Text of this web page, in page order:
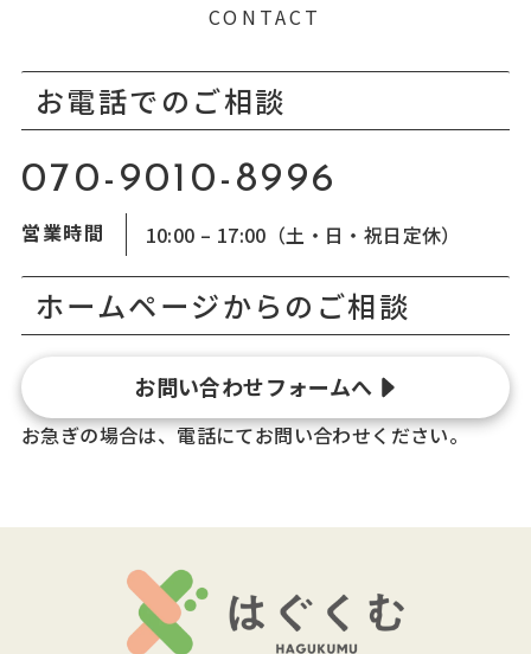
CONTACT
お電話でのご相談
070-9010-8996
営業時間 10:00 – 17:00（土・日・祝日定休）
ホームページからのご相談
お問い合わせフォームへ
お急ぎの場合は、電話にてお問い合わせください。